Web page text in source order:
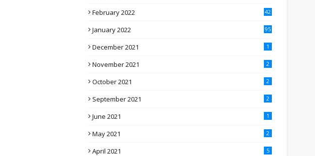
February 2022 42
January 2022 95
December 2021 1
November 2021 2
October 2021 2
September 2021 2
June 2021 1
May 2021 2
April 2021 5